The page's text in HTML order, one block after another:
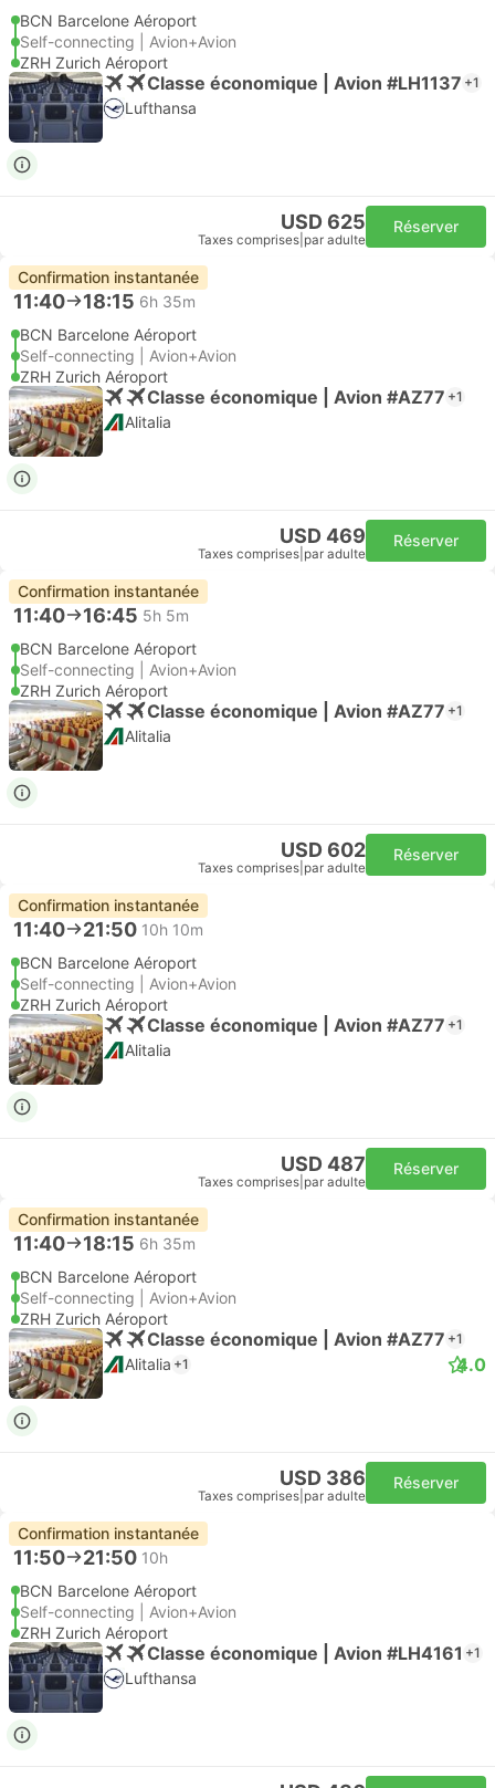
BCN Barcelone Aéroport
Self-connecting | Avion+Avion
ZRH Zurich Aéroport
Classe économique | Avion #LH1137 +1
Lufthansa
USD 625
Taxes comprises par adulte
Réserver
Confirmation instantanée
11:40 18:15 6h 35m
BCN Barcelone Aéroport
Self-connecting | Avion+Avion
ZRH Zurich Aéroport
Classe économique | Avion #AZ77 +1
Alitalia
USD 469
Taxes comprises par adulte
Réserver
Confirmation instantanée
11:40 16:45 5h 5m
BCN Barcelone Aéroport
Self-connecting | Avion+Avion
ZRH Zurich Aéroport
Classe économique | Avion #AZ77 +1
Alitalia
USD 602
Taxes comprises par adulte
Réserver
Confirmation instantanée
11:40 21:50 10h 10m
BCN Barcelone Aéroport
Self-connecting | Avion+Avion
ZRH Zurich Aéroport
Classe économique | Avion #AZ77 +1
Alitalia
USD 487
Taxes comprises par adulte
Réserver
Confirmation instantanée
11:40 18:15 6h 35m
BCN Barcelone Aéroport
Self-connecting | Avion+Avion
ZRH Zurich Aéroport
Classe économique | Avion #AZ77 +1
Alitalia +1 4.0
USD 386
Taxes comprises par adulte
Réserver
Confirmation instantanée
11:50 21:50 10h
BCN Barcelone Aéroport
Self-connecting | Avion+Avion
ZRH Zurich Aéroport
Classe économique | Avion #LH4161 +1
Lufthansa